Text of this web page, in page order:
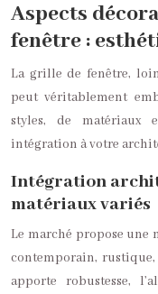
Aspects
fenêtre :
La grille de fenêtre,
peut véritablement
styles, de
intégration à votre
Intégration
matériaux variés
Le marché propose une
contemporain, rustique,
apporte robustesse,